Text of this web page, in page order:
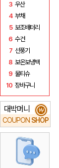
3 우산
4 부채
5 보조배터리
6 수건
7 선풍기
8 보온보냉백
9 물티슈
10 장바구니
대박머니
COUPON SHOP
₩